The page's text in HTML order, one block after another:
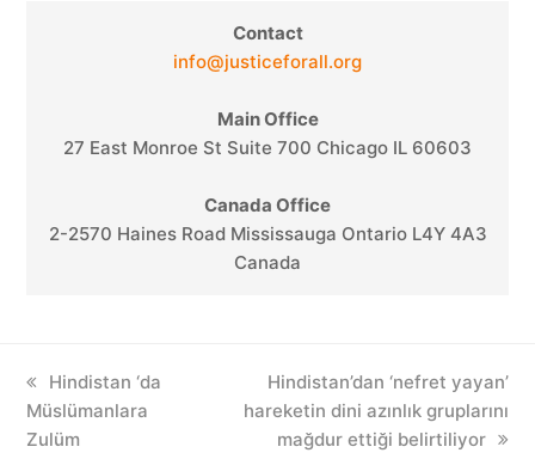
Contact
info@justiceforall.org
Main Office
27 East Monroe St Suite 700 Chicago IL 60603
Canada Office
2-2570 Haines Road Mississauga Ontario L4Y 4A3
Canada
previous
post:
Hindistan ‘da
Müslümanlara
Zulüm
next
post:
Hindistan’dan ‘nefret yayan’
hareketin dini azınlık gruplarını
mağdur ettiği belirtiliyor